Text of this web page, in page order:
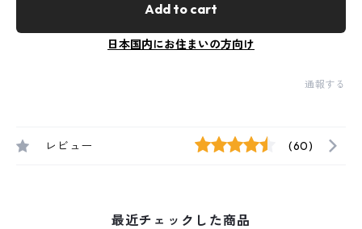
Add to cart
日本国内にお住まいの方向け
通報する
レビュー (60)
最近チェックした商品